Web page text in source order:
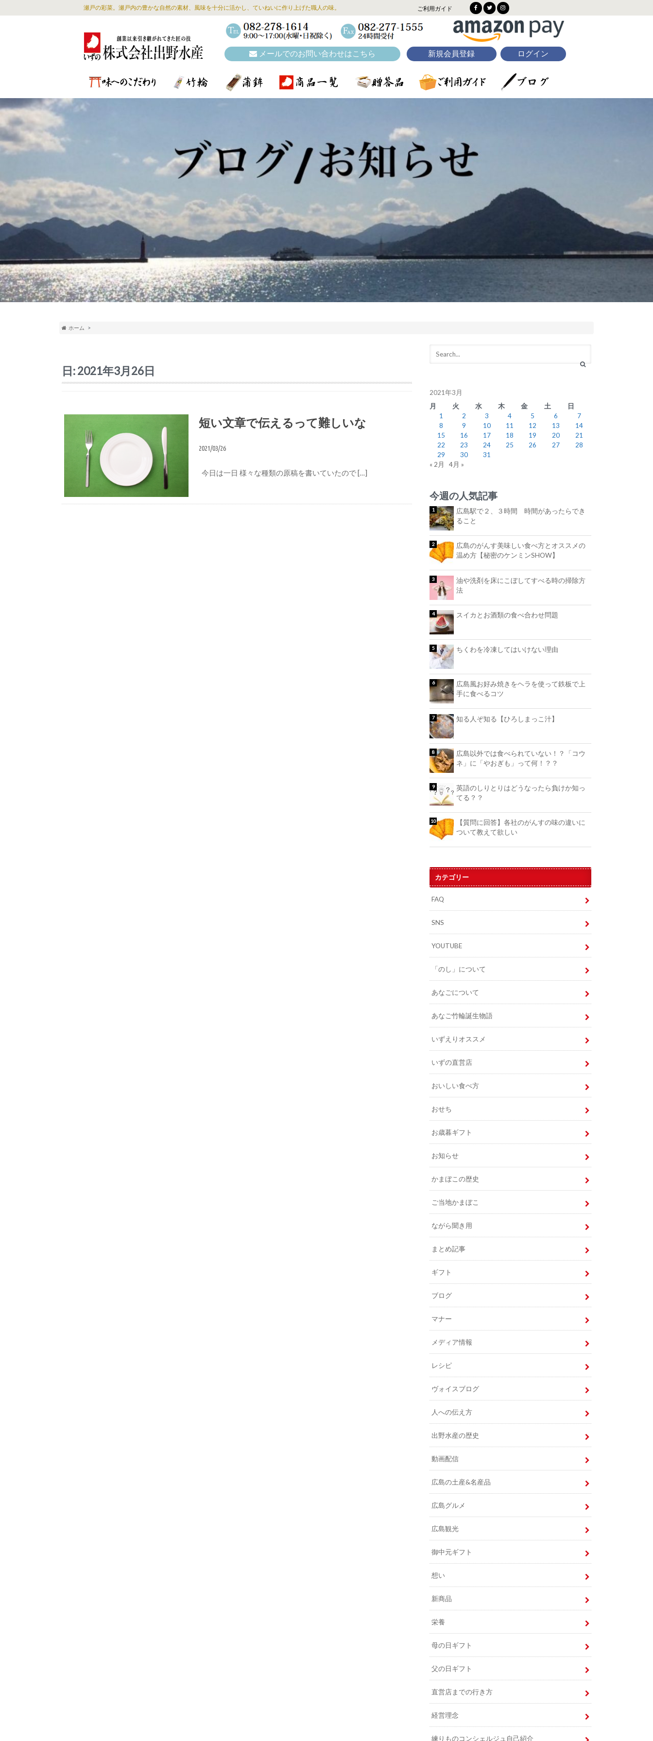
瀬戸の彩菜。瀬戸内の豊かな自然の素材、風味を十分に活かし、ていねいに作り上げた職人の味。 ご利用ガイド
メールでのお問い合わせはこちら 新規会員登録 ログイン
ホーム
日:2021年3月26日
ブログ
短い文章で伝えるって難しいな
2021/03/26
今日は一日 様々な種類の原稿を書いていたので […]
2021年3月
月
火 水 木 金 土
日
1
2 3 4 5 6
7
8
9 10 11 12 13
14
15
16 17 18 19 20
21
22
23 24 25 26 27
28
29
30
31
« 2月
4月 »
今週の人気記事
広島駅で２、３時間 時間があったらでき
ること
広島のがんす美味しい食べ方とオススメの
温め方【秘密のケンミンSHOW】
油や洗剤を床にこぼしてすべる時の掃除方
法
スイカとお酒類の食べ合わせ問題
ちくわを冷凍してはいけない理由
広島風お好み焼きをヘラを使って鉄板で上
手に食べるコツ
知る人ぞ知る【ひろしまっこ汁】
広島以外では食べられていない！？「コウ
ネ」に「やおぎも」って何！？？
英語のしりとりはどうなったら負けか知っ
てる？？
【質問に回答】各社のがんすの味の違いに
ついて教えて欲しい
カテゴリー
FAQ
SNS
YOUTUBE
「のし」について
あなごについて
あなご竹輪誕生物語
いずえりオススメ
いずの直営店
おいしい食べ方
おせち
お歳暮ギフト
お知らせ
かまぼこの歴史
ご当地かまぼこ
ながら聞き用
まとめ記事
ギフト
ブログ
マナー
メディア情報
レシピ
ヴォイスブログ
人への伝え方
出野水産の歴史
動画配信
広島の土産&名産品
広島グルメ
広島観光
御中元ギフト
想い
新商品
栄養
母の日ギフト
父の日ギフト
直営店までの行き方
経営理念
練りものコンシェルジュ自己紹介